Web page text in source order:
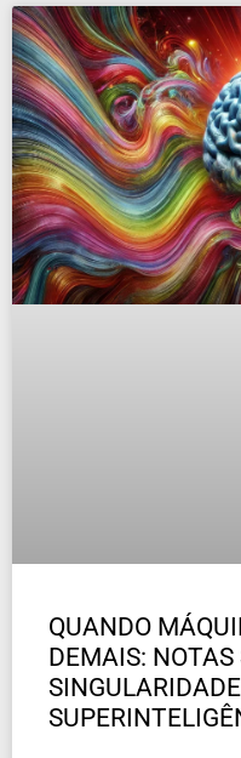
QUANDO
DEMAIS: NOTAS